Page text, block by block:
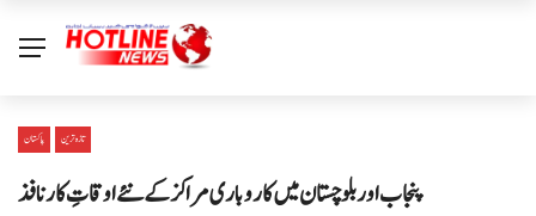
پاکستان تازہ ترین
پنجاب اور بلوچستان میں کاروباری مراکز کے نئے اوقاتِ کار نافذ